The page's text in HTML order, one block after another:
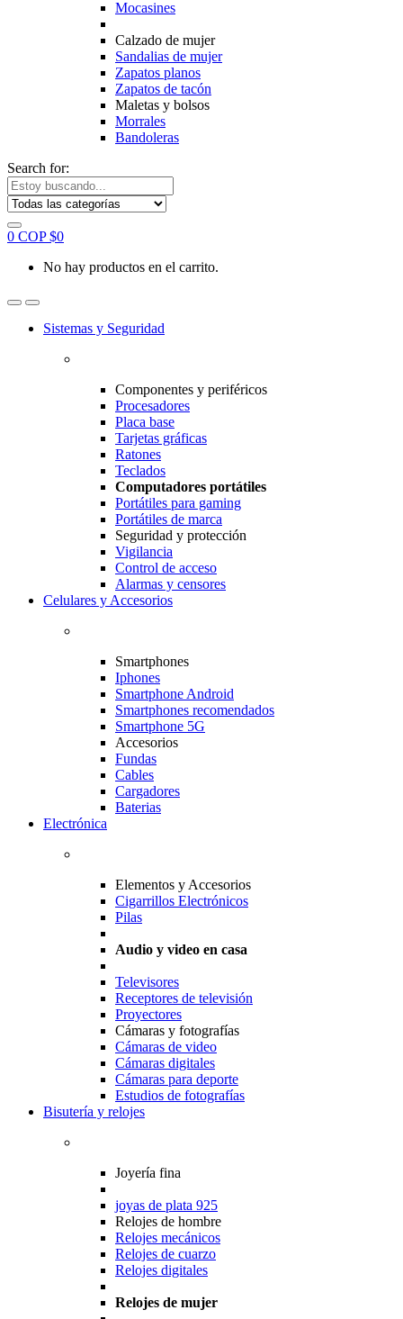
Mocasines
Calzado de mujer
Sandalias de mujer
Zapatos planos
Zapatos de tacón
Maletas y bolsos
Morrales
Bandoleras
Search for:
0 COP $0
No hay productos en el carrito.
Sistemas y Seguridad
Componentes y periféricos
Procesadores
Placa base
Tarjetas gráficas
Ratones
Teclados
Computadores portátiles
Portátiles para gaming
Portátiles de marca
Seguridad y protección
Vigilancia
Control de acceso
Alarmas y censores
Celulares y Accesorios
Smartphones
Iphones
Smartphone Android
Smartphones recomendados
Smartphone 5G
Accesorios
Fundas
Cables
Cargadores
Baterias
Electrónica
Elementos y Accesorios
Cigarrillos Electrónicos
Pilas
Audio y video en casa
Televisores
Receptores de televisión
Proyectores
Cámaras y fotografías
Cámaras de video
Cámaras digitales
Cámaras para deporte
Estudios de fotografías
Bisutería y relojes
Joyería fina
joyas de plata 925
Relojes de hombre
Relojes mecánicos
Relojes de cuarzo
Relojes digitales
Relojes de mujer